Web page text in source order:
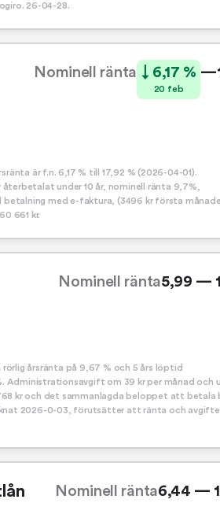
26-04-28.
Nominell ränta ↓ 6,17 %
20 feb
—
är f.n. 6,17 % till 17,92 % (2026-04-01).
under 10 år, nominell ränta 9,7%,
betalning med e-faktura, (3496 kr första
661 kr.
Nominell ränta5,99 —
årsränta på 9,67 % och 5 års löptid
om 39 kr per månad och
kr och det sammanlagda beloppet att betala
2026-0-03, förutsätter att ränta och
Nominell ränta6,44 —